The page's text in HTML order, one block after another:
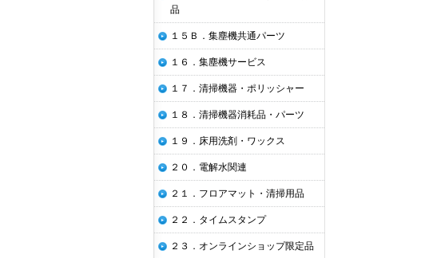
品
１５Ｂ．集塵機共通パーツ
１６．集塵機サービス
１７．清掃機器・ポリッシャー
１８．清掃機器消耗品・パーツ
１９．床用洗剤・ワックス
２０．電解水関連
２１．フロアマット・清掃用品
２２．タイムスタンプ
２３．オンラインショップ限定品